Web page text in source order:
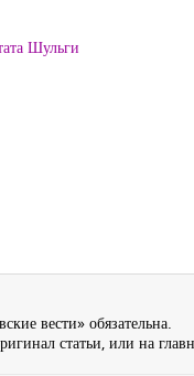
Шульги
вести» обязательна.
статьи, или на